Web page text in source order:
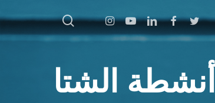
اضغط على Enter للبحث أو ESC للإغلاق
Twitter
Facebook
Linkedin
Youtube
Instagram بحث
أنشطة الشتا